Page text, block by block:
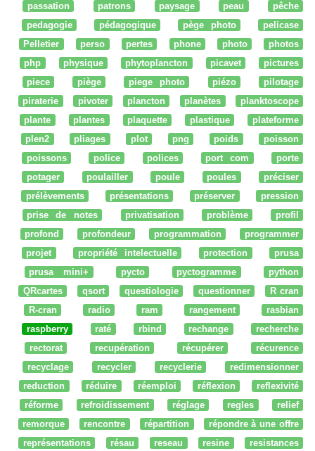
passation
patrons paysage peau
pêche
pedagogie
pédagogique pège photo
pelicase
Pelletier
perso pertes phone photo
photos
php
physique phytoplancton picavet
pictures
piece
piège piege photo piézo
pilotage
piraterie
pivoter plancton planètes
planktoscope
plante
plantes plaquette plastique
plateforme
plen2
pliages plot png poids
poisson
poissons
police polices port com
porte
potager
poulailler poule poules
préciser
prélèvements
présentations préserver
pression
prise de notes
privatisation problème
profil
profond
profondeur programmation
programmer
projet
propriété intelectuelle protection
prusa
prusa mini+
pycto pyctogramme
python
QRcartes
qsort questiologie questionner
R cran
R-cran
radio ram rangement
rasbian
raspberry
raté rbind rechange
recherche
rectorat
recupération récupérer
récurence
recyclage
recycler recyclerie
redimensionner
reduction
réduire réemploi réflexion
reflexivité
réforme
refroidissement réglage regles
relief
remorque
rencontre répartition
répondre à une offre
représentations
résau reseau resine
resistances